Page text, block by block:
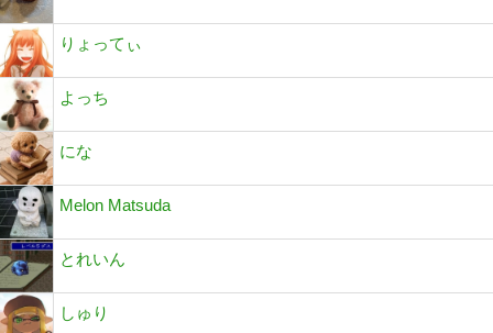
りょってぃ
よっち
にな
Melon Matsuda
とれいん
しゅり